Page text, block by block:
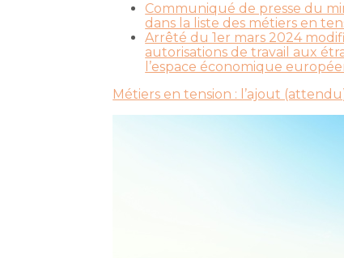
Communiqué de presse du
dans la liste des métiers en
Arrêté du 1er mars 2024
autorisations de travail aux
l’espace économique
Métiers en tension : l’ajout